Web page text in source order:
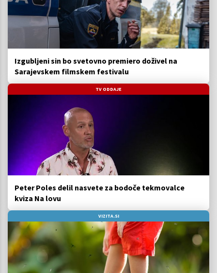
Izgubljeni sin bo svetovno premiero doživel na
Sarajevskem filmskem festivalu
TV ODDAJE
Peter Poles delil nasvete za bodoče tekmovalce
kviza Na lovu
VIZITA.SI